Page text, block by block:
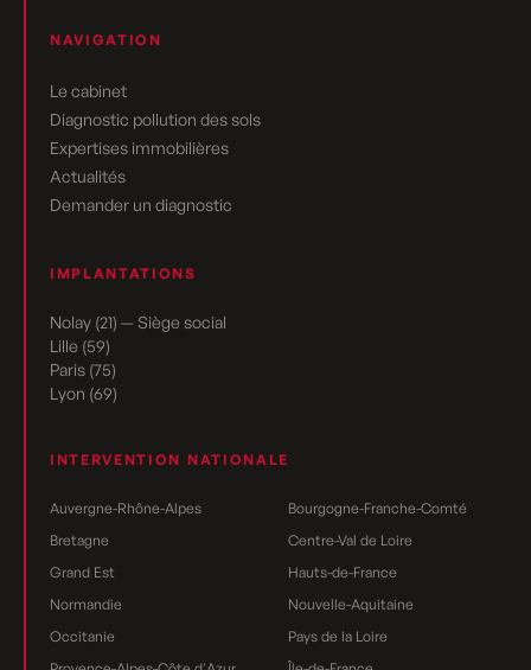
NAVIGATION
Le cabinet
Diagnostic pollution des sols
Expertises immobilières
Actualités
Demander un diagnostic
IMPLANTATIONS
Nolay (21) — Siège social
Lille (59)
Paris (75)
Lyon (69)
INTERVENTION NATIONALE
Auvergne-Rhône-Alpes
Bourgogne-Franche-Comté
Bretagne
Centre-Val de Loire
Grand Est
Hauts-de-France
Normandie
Nouvelle-Aquitaine
Occitanie
Pays de la Loire